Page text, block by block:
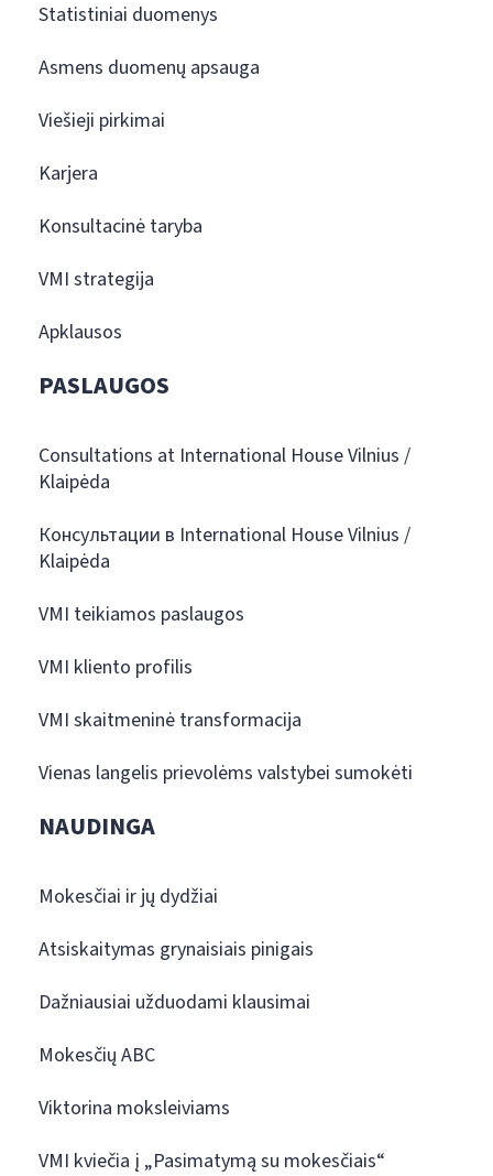
Statistiniai duomenys
Asmens duomenų apsauga
Viešieji pirkimai
Karjera
Konsultacinė taryba
VMI strategija
Apklausos
PASLAUGOS
Consultations at International House Vilnius /
Klaipėda
Консультации в International House Vilnius /
Klaipėda
VMI teikiamos paslaugos
VMI kliento profilis
VMI skaitmeninė transformacija
Vienas langelis prievolėms valstybei sumokėti
NAUDINGA
Mokesčiai ir jų dydžiai
Atsiskaitymas grynaisiais pinigais
Dažniausiai užduodami klausimai
Mokesčių ABC
Viktorina moksleiviams
VMI kviečia į „Pasimatymą su mokesčiais“